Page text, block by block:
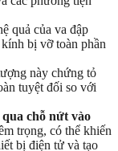
quả của va đập
bị vỡ toàn phần
này chứng tỏ
tuyệt đối so với
chỗ nứt vào
trọng, có thể khiến
bị điện tử và tạo